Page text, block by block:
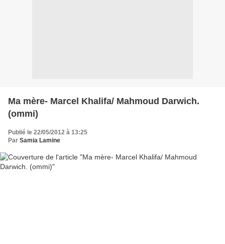
Ma mère- Marcel Khalifa/ Mahmoud Darwich.
(ommi)
Publié le 22/05/2012 à 13:25
Par Samia Lamine